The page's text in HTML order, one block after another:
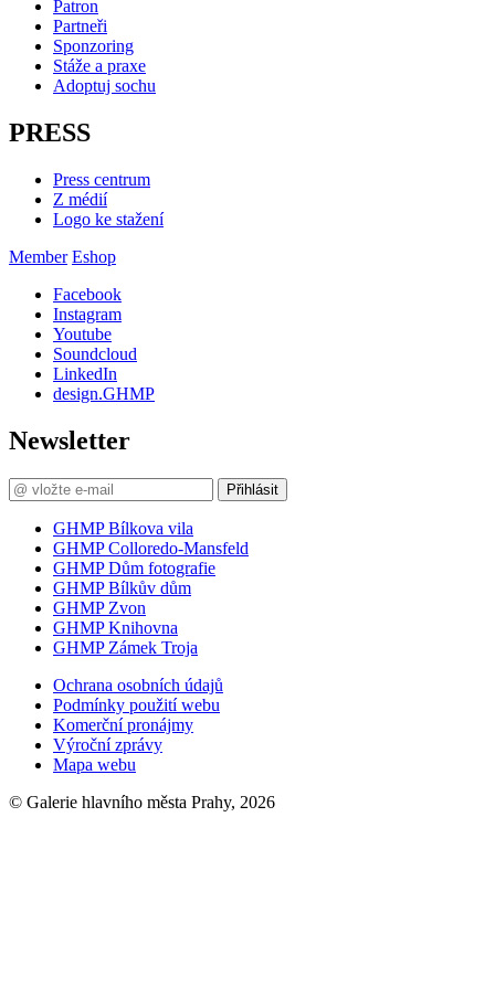
Patron
Partneři
Sponzoring
Stáže a praxe
Adoptuj sochu
PRESS
Press centrum
Z médií
Logo ke stažení
Member Eshop
Facebook
Instagram
Youtube
Soundcloud
LinkedIn
design.GHMP
Newsletter
Přihlásit
GHMP Bílkova vila
GHMP Colloredo-Mansfeld
GHMP Dům fotografie
GHMP Bílkův dům
GHMP Zvon
GHMP Knihovna
GHMP Zámek Troja
Ochrana osobních údajů
Podmínky použití webu
Komerční pronájmy
Výroční zprávy
Mapa webu
© Galerie hlavního města Prahy, 2026